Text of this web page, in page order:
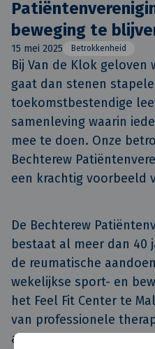
beweging te
15 mei 2025 Betrokkenheid
Bij Van de Klok
gaat dan stenen
toekomstbestendige
samenleving waarin
mee te doen. Onze
Bechterew
een krachtig voorbeeld
De Bechterew
bestaat al meer dan 40
de reumatische
wekelijkse sport- en
het Feel Fit Center te
van professionele
aan het soepel houden